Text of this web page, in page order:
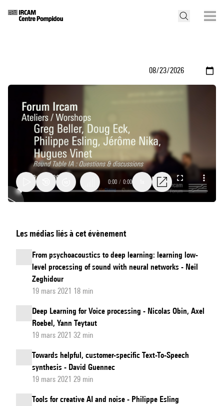
Table
IA
:
Questions/discussions
0:00 / 0:00
Les médias liés à cet évènement
From psychoacoustics to deep learning: learning low-
level processing of sound with neural networks - Neil
Zeghidour
19 mars 2021 18 min
Deep Learning for Voice processing - Nicolas Obin, Axel
Roebel, Yann Teytaut
19 mars 2021 32 min
Towards helpful, customer-specific Text-To-Speech
synthesis - David Guennec
19 mars 2021 29 min
Tools for creative AI and noise - Philippe Esling